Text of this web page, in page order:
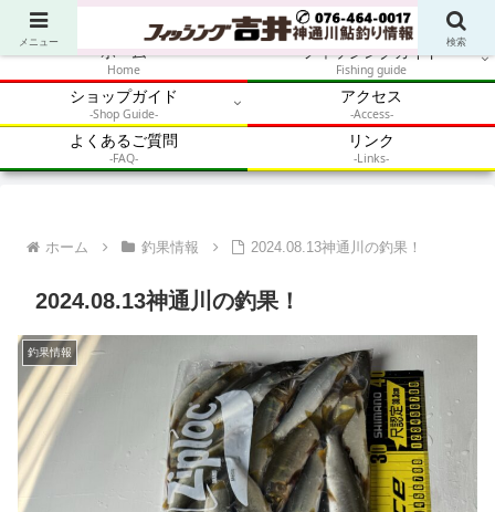
アウトドア・釣り・鮎・自然体験を加速させるメディア
ホーム
Home
フィッシングガイド
Fishing guide
ショップガイド
-Shop Guide-
アクセス
-Access-
よくあるご質問
-FAQ-
リンク
-Links-
ホーム 釣果情報 2024.08.13神通川の釣果！
2024.08.13神通川の釣果！
釣果情報
メニュー 検索